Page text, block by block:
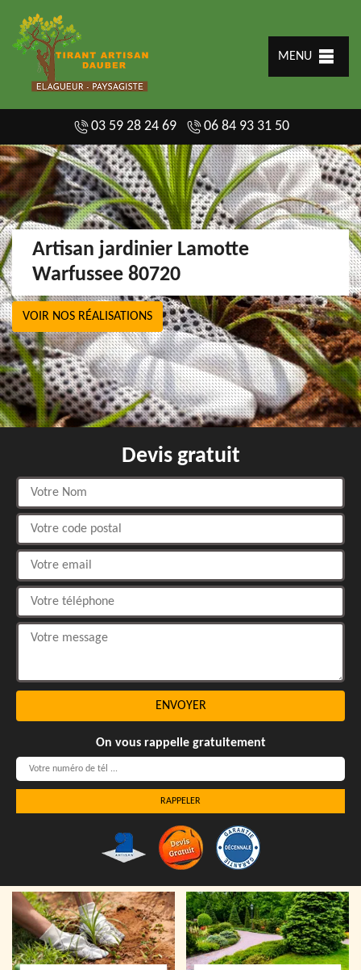
MENU
03 59 28 24 69 06 84 93 31 50
Artisan jardinier Lamotte
Warfussee 80720
VOIR NOS RÉALISATIONS
Devis gratuit
On vous rappelle gratuitement